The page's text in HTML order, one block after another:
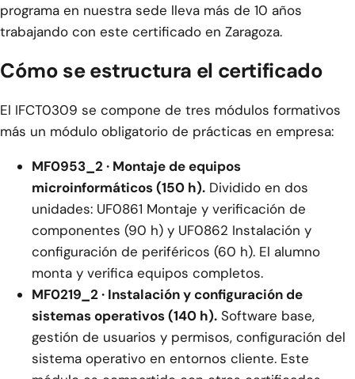
programa en nuestra sede lleva más de 10 años
trabajando con este certificado en Zaragoza.
Cómo se estructura el certificado
El IFCT0309 se compone de tres módulos formativos
más un módulo obligatorio de prácticas en empresa:
MF0953_2 · Montaje de equipos
microinformáticos (150 h). Dividido en dos
unidades: UF0861 Montaje y verificación de
componentes (90 h) y UF0862 Instalación y
configuración de periféricos (60 h). El alumno
monta y verifica equipos completos.
MF0219_2 · Instalación y configuración de
sistemas operativos (140 h). Software base,
gestión de usuarios y permisos, configuración del
sistema operativo en entornos cliente. Este